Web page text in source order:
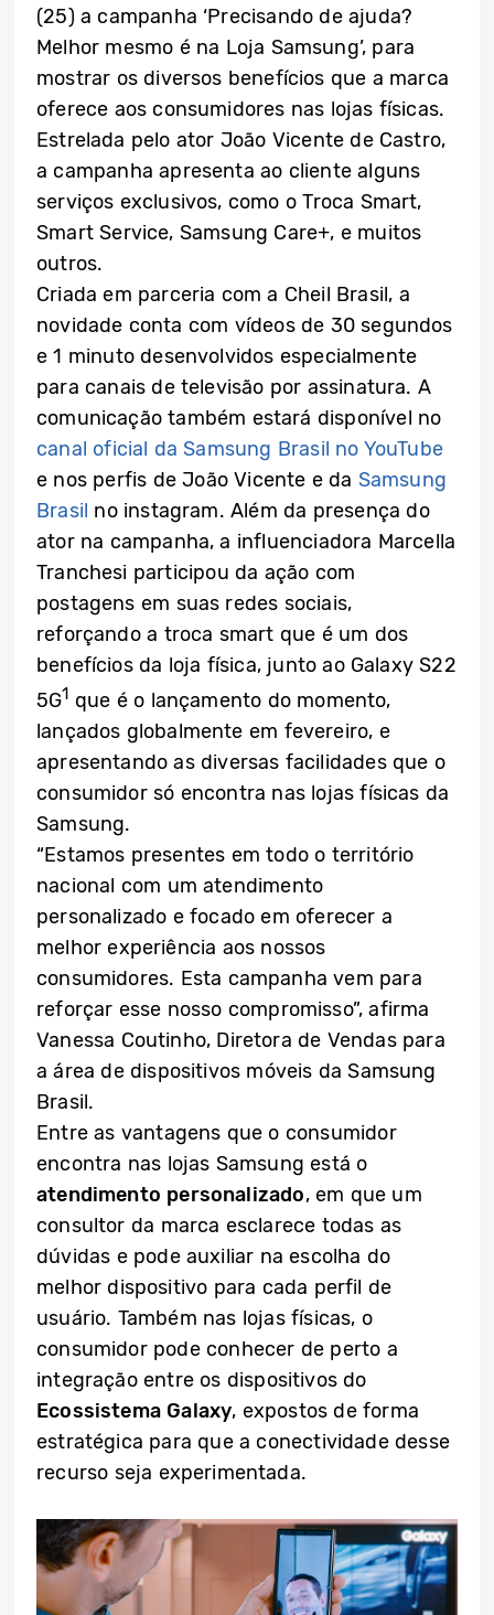
(25) a campanha ‘Precisando de ajuda?
Melhor mesmo é na Loja Samsung’, para
mostrar os diversos benefícios que a marca
oferece aos consumidores nas lojas físicas.
Estrelada pelo ator João Vicente de Castro,
a campanha apresenta ao cliente alguns
serviços exclusivos, como o Troca Smart,
Smart Service, Samsung Care+, e muitos
outros.
Criada em parceria com a Cheil Brasil, a
novidade conta com vídeos de 30 segundos
e 1 minuto desenvolvidos especialmente
para canais de televisão por assinatura. A
comunicação também estará disponível no
canal oficial da Samsung Brasil no YouTube
e nos perfis de João Vicente e da Samsung
Brasil no instagram. Além da presença do
ator na campanha, a influenciadora Marcella
Tranchesi participou da ação com
postagens em suas redes sociais,
reforçando a troca smart que é um dos
benefícios da loja física, junto ao Galaxy S22
5G1 que é o lançamento do momento,
lançados globalmente em fevereiro, e
apresentando as diversas facilidades que o
consumidor só encontra nas lojas físicas da
Samsung.
“Estamos presentes em todo o território
nacional com um atendimento
personalizado e focado em oferecer a
melhor experiência aos nossos
consumidores. Esta campanha vem para
reforçar esse nosso compromisso”, afirma
Vanessa Coutinho, Diretora de Vendas para
a área de dispositivos móveis da Samsung
Brasil.
Entre as vantagens que o consumidor
encontra nas lojas Samsung está o
atendimento personalizado, em que um
consultor da marca esclarece todas as
dúvidas e pode auxiliar na escolha do
melhor dispositivo para cada perfil de
usuário. Também nas lojas físicas, o
consumidor pode conhecer de perto a
integração entre os dispositivos do
Ecossistema Galaxy, expostos de forma
estratégica para que a conectividade desse
recurso seja experimentada.